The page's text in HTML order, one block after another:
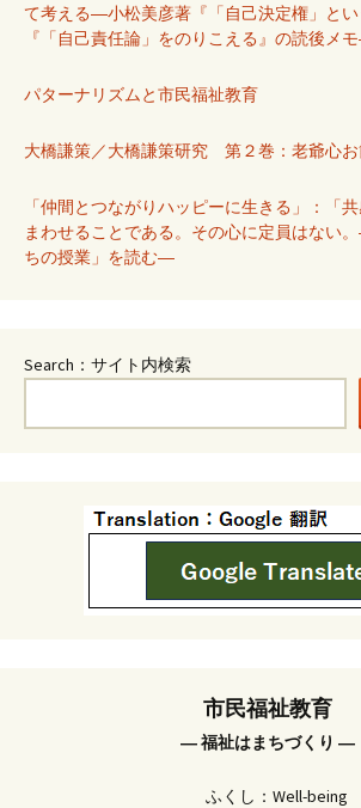
て考える―小松美彦著『「自己決定権」と
『「自己責任論」をのりこえる』の読後メ
パターナリズムと市民福祉教育
大橋謙策／大橋謙策研究 第２巻：老爺心お
「仲間とつながりハッピーに生きる」：「
まわせることである。その心に定員はない
ちの授業」を読む―
Search：サイト内検索
市民福祉教育
― 福祉はまちづくり ―
ふくし：Well-being